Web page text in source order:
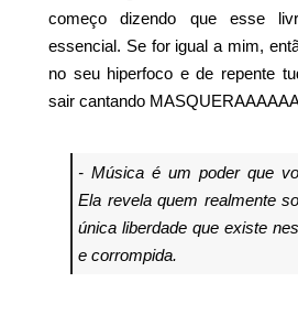
começo dizendo que esse
essencial. Se for igual a mim,
no seu hiperfoco e de repente
sair cantando
- Música é um poder que
Ela revela quem realmente
única liberdade que existe
e corrompida.